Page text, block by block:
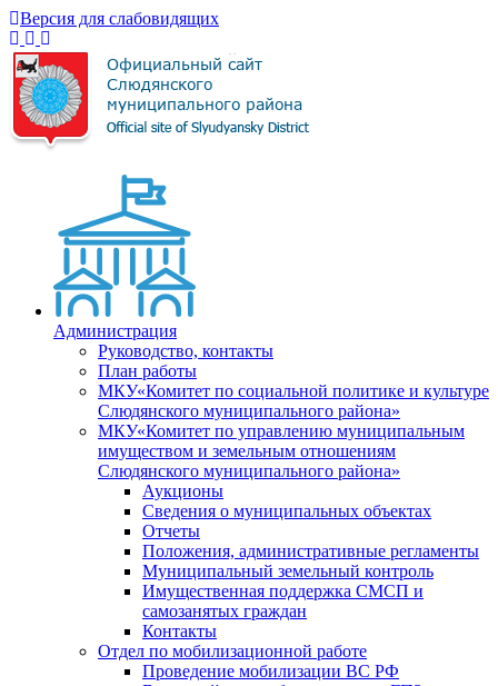
Версия для слабовидящих
Администрация
Руководство, контакты
План работы
МКУ«Комитет по социальной политике и культуре
Слюдянского муниципального района»
МКУ«Комитет по управлению муниципальным
имуществом и земельным отношениям
Слюдянского муниципального района»
Аукционы
Сведения о муниципальных объектах
Отчеты
Положения, административные регламенты
Муниципальный земельный контроль
Имущественная поддержка СМСП и
самозанятых граждан
Контакты
Отдел по мобилизационной работе
Проведение мобилизации ВС РФ